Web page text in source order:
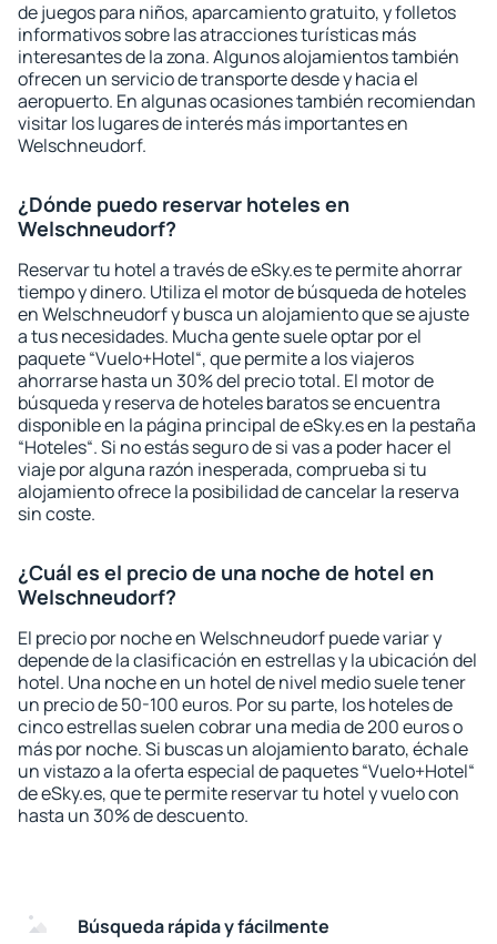
de juegos para niños, aparcamiento gratuito, y folletos
informativos sobre las atracciones turísticas más
interesantes de la zona. Algunos alojamientos también
ofrecen un servicio de transporte desde y hacia el
aeropuerto. En algunas ocasiones también recomiendan
visitar los lugares de interés más importantes en
Welschneudorf.
¿Dónde puedo reservar hoteles en
Welschneudorf?
Reservar tu hotel a través de eSky.es te permite ahorrar
tiempo y dinero. Utiliza el motor de búsqueda de hoteles
en Welschneudorf y busca un alojamiento que se ajuste
a tus necesidades. Mucha gente suele optar por el
paquete “Vuelo+Hotel“, que permite a los viajeros
ahorrarse hasta un 30% del precio total. El motor de
búsqueda y reserva de hoteles baratos se encuentra
disponible en la página principal de eSky.es en la pestaña
“Hoteles“. Si no estás seguro de si vas a poder hacer el
viaje por alguna razón inesperada, comprueba si tu
alojamiento ofrece la posibilidad de cancelar la reserva
sin coste.
¿Cuál es el precio de una noche de hotel en
Welschneudorf?
El precio por noche en Welschneudorf puede variar y
depende de la clasificación en estrellas y la ubicación del
hotel. Una noche en un hotel de nivel medio suele tener
un precio de 50-100 euros. Por su parte, los hoteles de
cinco estrellas suelen cobrar una media de 200 euros o
más por noche. Si buscas un alojamiento barato, échale
un vistazo a la oferta especial de paquetes “Vuelo+Hotel“
de eSky.es, que te permite reservar tu hotel y vuelo con
hasta un 30% de descuento.
Búsqueda rápida y fácilmente